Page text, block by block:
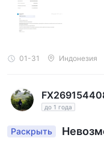
01-31 Индонезия
до 1 года
Раскрыть